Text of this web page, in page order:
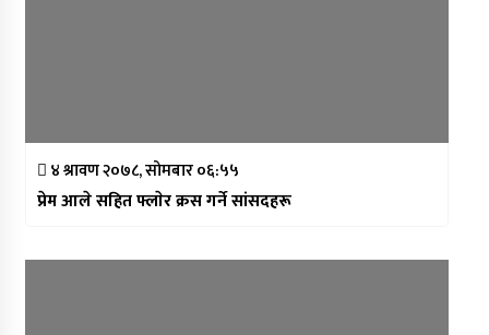
४ श्रावण २०७८, सोमबार ०६:५५
प्रेम आले सहित फ्लाेर क्रस गर्ने सांसदहरू